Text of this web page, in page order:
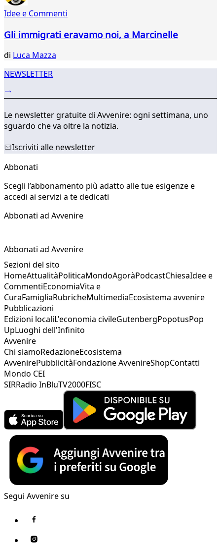
Idee e Commenti
Gli immigrati eravamo noi, a Marcinelle
di Luca Mazza
NEWSLETTER
Le newsletter gratuite di Avvenire: ogni settimana, uno
sguardo che va oltre la notizia.
Iscriviti alle newsletter
Abbonati
Scegli l’abbonamento più adatto alle tue esigenze e
accedi ai servizi a te dedicati
Abbonati ad Avvenire
Abbonati ad Avvenire
Sezioni del sito
HomeAttualitàPoliticaMondoAgoràPodcastChiesaIdee e
CommentiEconomiaVita e
CuraFamigliaRubricheMultimediaEcosistema avvenire
Pubblicazioni
Edizioni localiL'economia civileGutenbergPopotusPop
UpLuoghi dell'Infinito
Avvenire
Chi siamoRedazioneEcosistema
AvvenirePubblicitàFondazione AvvenireShopContatti
Mondo CEI
SIRRadio InBluTV2000FISC
Segui Avvenire su